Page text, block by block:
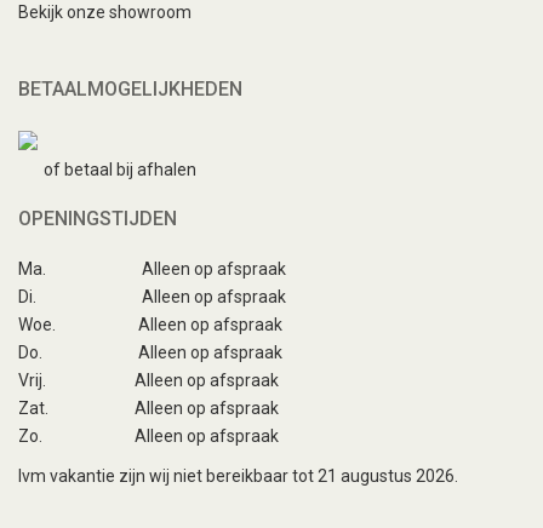
Bekijk onze showroom
BETAALMOGELIJKHEDEN
of betaal bij afhalen
OPENINGSTIJDEN
Ma.
Alleen op afspraak
Di.
Alleen op afspraak
Woe.
Alleen op afspraak
Do.
Alleen op afspraak
Vrij.
Alleen op afspraak
Zat.
Alleen op afspraak
Zo.
Alleen op afspraak
Ivm vakantie zijn wij niet bereikbaar tot 21 augustus 2026.